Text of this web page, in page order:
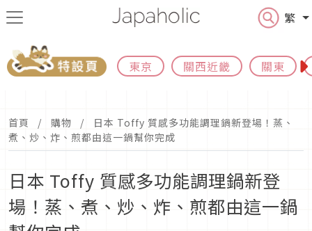
繁
東京 關西近畿 關東
首頁 購物
日本 Toffy 質感多功能調理鍋新登場！蒸、
煮、炒、炸、煎都由這一鍋幫你完成
日本 Toffy 質感多功能調理鍋新登
場！蒸、煮、炒、炸、煎都由這一鍋